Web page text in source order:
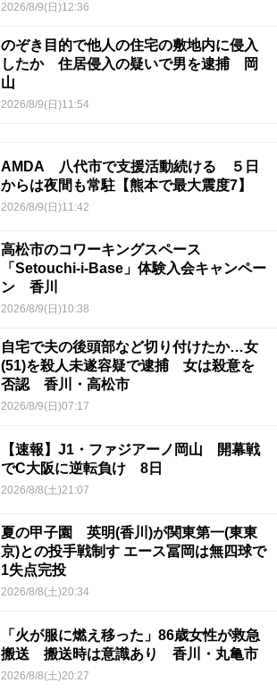
2026/8/9(日)12:36
のぞき目的で他人の住宅の敷地内に侵入
したか 住居侵入の疑いで男を逮捕 岡
山
2026/8/9(日)11:54
AMDA 八代市で支援活動続ける ５日
からは夜間も常駐【熊本で最大震度7】
2026/8/9(日)11:42
高松市のコワーキングスペース
「Setouchi-i-Base」体験入会キャンペー
ン 香川
2026/8/9(日)10:38
自宅で夫の後頭部など切り付けたか…女
(51)を殺人未遂容疑で逮捕 女は殺意を
否認 香川・高松市
2026/8/9(日)07:17
【速報】J1・ファジアーノ岡山 開幕戦
でC大阪に逆転負け 8日
2026/8/8(土)21:07
夏の甲子園 英明(香川)が関東第一(東東
京)との投手戦制す エース冨岡は無四球で
1失点完投
2026/8/8(土)20:34
「火が服に燃え移った」86歳女性が救急
搬送 搬送時は意識あり 香川・丸亀市
2026/8/8(土)20:27